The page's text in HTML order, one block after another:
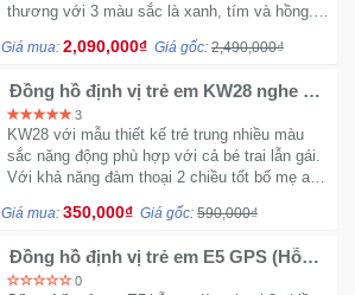
thương với 3 màu sắc là xanh, tím và hồng.
tiện lợi.
Giá mua: 2,090,000₫ Giá gốc: 2,490,000₫
Đồng hồ định vị trẻ em KW28 nghe gọi
định vị - Màu Xanh
3
KW28 với mẫu thiết kế trẻ trung nhiều màu
sắc năng động phù hợp với cả bé trai lẫn gái.
Với khả năng đàm thoại 2 chiều tốt bố mẹ an
Giá mua: 350,000₫ Giá gốc: 590,000₫
Đồng hồ định vị trẻ em E5 GPS (Hỗ
trợ tiếng Việt) - Hot 2019 (Xanh - Tím)
0